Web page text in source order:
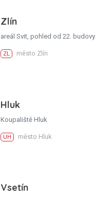
Zlín
areál Svit, pohled od 22. budovy
ZL město Zlín
Hluk
Koupaliště Hluk
UH město Hluk
Vsetín